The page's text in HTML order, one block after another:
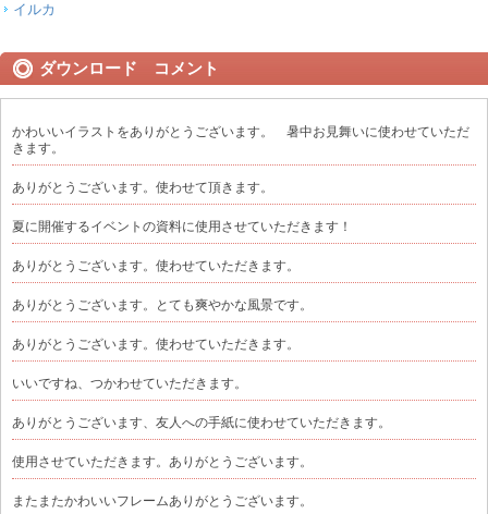
イルカ
ダウンロード コメント
かわいいイラストをありがとうございます。 暑中お見舞いに使わせていただ
きます。
ありがとうございます。使わせて頂きます。
夏に開催するイベントの資料に使用させていただきます！
ありがとうございます。使わせていただきます。
ありがとうございます。とても爽やかな風景です。
ありがとうございます。使わせていただきます。
いいですね、つかわせていただきます。
ありがとうございます、友人への手紙に使わせていただきます。
使用させていただきます。ありがとうございます。
またまたかわいいフレームありがとうございます。